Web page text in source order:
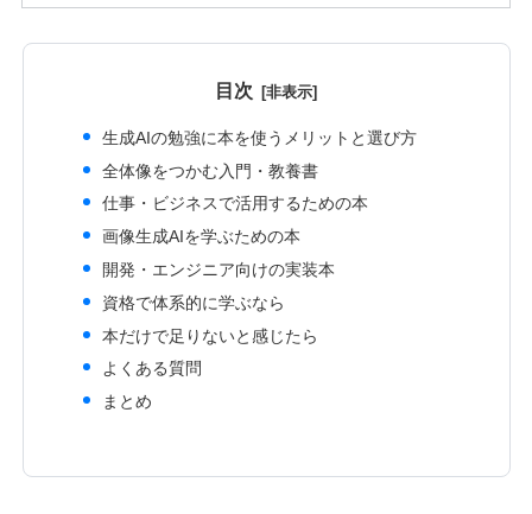
目次
生成AIの勉強に本を使うメリットと選び方
全体像をつかむ入門・教養書
仕事・ビジネスで活用するための本
画像生成AIを学ぶための本
開発・エンジニア向けの実装本
資格で体系的に学ぶなら
本だけで足りないと感じたら
よくある質問
まとめ